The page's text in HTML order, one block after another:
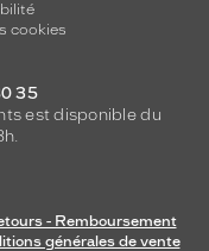
cookies
35
est disponible du
- Remboursement
générales de vente